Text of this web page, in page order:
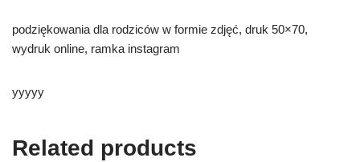
podziękowania dla rodziców w formie zdjęć, druk 50×70,
wydruk online, ramka instagram
yyyyy
Related products